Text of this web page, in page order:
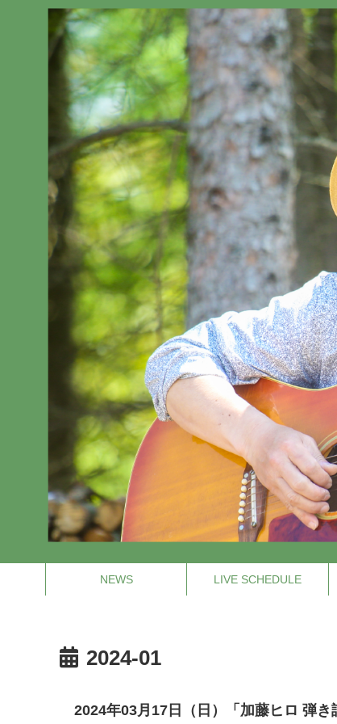
NEWS LIVE SCHEDULE
2024-01
2024年03月17日（日）「加藤ヒロ 弾き